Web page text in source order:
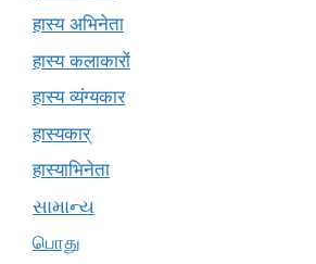
हास्य अभिनेता
हास्य कलाकारों
हास्य व्यंग्यकार
हास्यकार्
हास्याभिनेता
સામાન્ય
பொது